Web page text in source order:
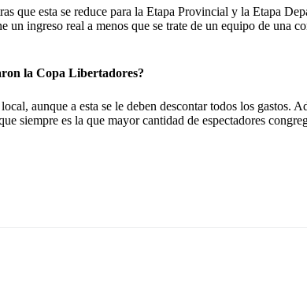
que esta se reduce para la Etapa Provincial y la Etapa
un ingreso real a menos que se trate de un equipo de una
la Copa Libertadores?
aunque a esta se le deben descontar todos los gastos.
siempre es la que mayor cantidad de espectadores